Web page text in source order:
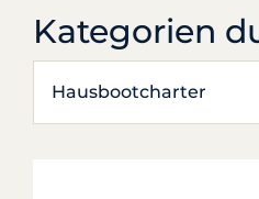
Kategorien
Hausbootcharter